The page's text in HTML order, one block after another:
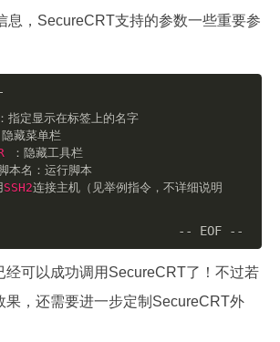
息，SecureCRT支持的参数一些重要参
SSH2连接主机（见举例指令，不详细说明
经可以成功调用SecureCRT了！不过若
果，还需要进一步定制SecureCRT外